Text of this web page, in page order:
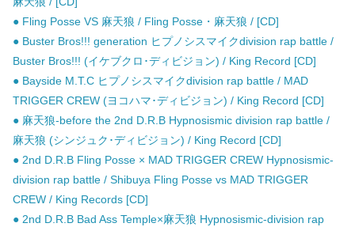
● Fling Posse VS 麻天狼 / Fling Posse・麻天狼 / [CD]
● Buster Bros!!! generation ヒプノシスマイクdivision rap battle /
Buster Bros!!! (イケブクロ･ディビジョン) / King Record [CD]
● Bayside M.T.C ヒプノシスマイクdivision rap battle / MAD
TRIGGER CREW (ヨコハマ･ディビジョン) / King Record [CD]
● 麻天狼-before the 2nd D.R.B Hypnosismic division rap battle /
麻天狼 (シンジュク･ディビジョン) / King Record [CD]
● 2nd D.R.B Fling Posse × MAD TRIGGER CREW Hypnosismic-
division rap battle / Shibuya Fling Posse vs MAD TRIGGER
CREW / King Records [CD]
● 2nd D.R.B Bad Ass Temple×麻天狼 Hypnosismic-division rap